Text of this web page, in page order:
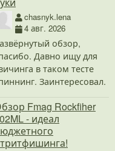
chasnyk.lena
4 авг. 2026
обзор,
Давно ищу для
в таком тесте
Заинтересовал.
Fmag Rockfiher
- идеал